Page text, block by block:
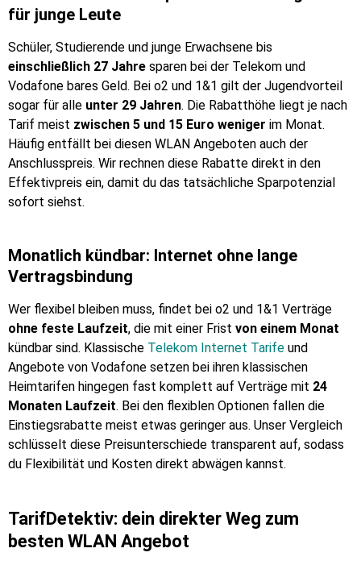
für junge Leute
Schüler, Studierende und junge Erwachsene bis
einschließlich 27 Jahre sparen bei der Telekom und
Vodafone bares Geld. Bei o2 und 1&1 gilt der Jugendvorteil
sogar für alle unter 29 Jahren. Die Rabatthöhe liegt je nach
Tarif meist zwischen 5 und 15 Euro weniger im Monat.
Häufig entfällt bei diesen WLAN Angeboten auch der
Anschlusspreis. Wir rechnen diese Rabatte direkt in den
Effektivpreis ein, damit du das tatsächliche Sparpotenzial
sofort siehst.
Monatlich kündbar: Internet ohne lange
Vertragsbindung
Wer flexibel bleiben muss, findet bei o2 und 1&1 Verträge
ohne feste Laufzeit, die mit einer Frist von einem Monat
kündbar sind. Klassische Telekom Internet Tarife und
Angebote von Vodafone setzen bei ihren klassischen
Heimtarifen hingegen fast komplett auf Verträge mit 24
Monaten Laufzeit. Bei den flexiblen Optionen fallen die
Einstiegsrabatte meist etwas geringer aus. Unser Vergleich
schlüsselt diese Preisunterschiede transparent auf, sodass
du Flexibilität und Kosten direkt abwägen kannst.
TarifDetektiv: dein direkter Weg zum
besten WLAN Angebot